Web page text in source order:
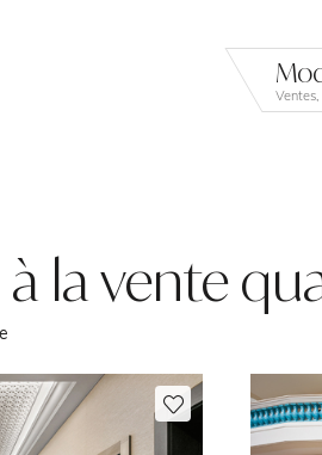
à la vente